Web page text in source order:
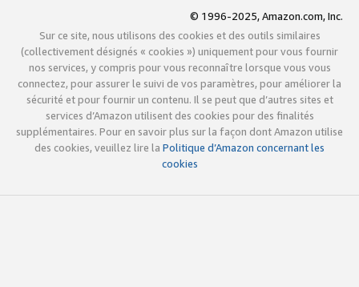
© 1996-2025, Amazon.com, Inc.
Sur ce site, nous utilisons des cookies et des outils similaires
(collectivement désignés « cookies ») uniquement pour vous fournir
nos services, y compris pour vous reconnaître lorsque vous vous
connectez, pour assurer le suivi de vos paramètres, pour améliorer la
sécurité et pour fournir un contenu. Il se peut que d’autres sites et
services d’Amazon utilisent des cookies pour des finalités
supplémentaires. Pour en savoir plus sur la façon dont Amazon utilise
des cookies, veuillez lire la Politique d’Amazon concernant les
cookies